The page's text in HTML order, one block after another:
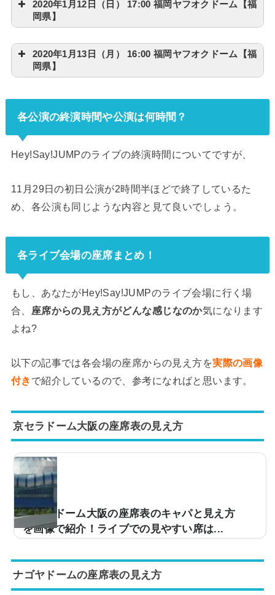
2020年1月12日（日） 17:00 福岡ヤフオクドーム【福
岡県】
2020年1月13日（月） 16:00 福岡ヤフオクドーム【福
岡県】
各公演の終演時間や公演は何時間？
Hey!Say!JUMPのライブの終演時間についてですが、
11月29日の初日公演が2時間半ほどで終了しているた
め、各公演も同じような内容と見て良いでしょう。
各ライブ会場の座席まとめ！
もし、あなたがHey!Say!JUMPのライブ会場に行く場
合、 座席からの見え方がどんな感じなのか気になります
よね?
以下の記事では各会場の座席からの見え方を実際の画像
付き で紹介しているので、参考になればと思います。
京セラドーム大阪の座席表の見え方
京セラドーム大阪の座席表のキャパと見え方
を画像で紹介！ライブでの見やすい席は...
ーム大阪。キャパは約55,000人と大規模な会場で、多く
のアーティストのツアーなどで使用されますが、「京セ
ラドーム大阪のライブのチケットが当たったけど、どの
ナゴヤドームの座席表の見え方